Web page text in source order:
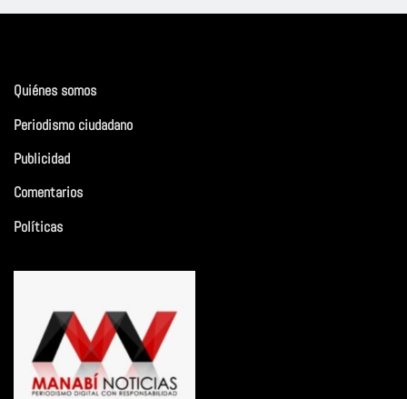
Quiénes somos
Periodismo ciudadano
Publicidad
Comentarios
Políticas